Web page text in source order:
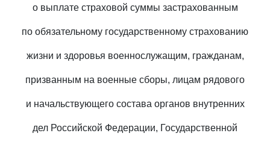
о выплате страховой суммы застрахованным
по обязательному государственному страхованию
жизни и здоровья военнослужащим, гражданам,
призванным на военные сборы, лицам рядового
и начальствующего состава органов внутренних
дел Российской Федерации, Государственной